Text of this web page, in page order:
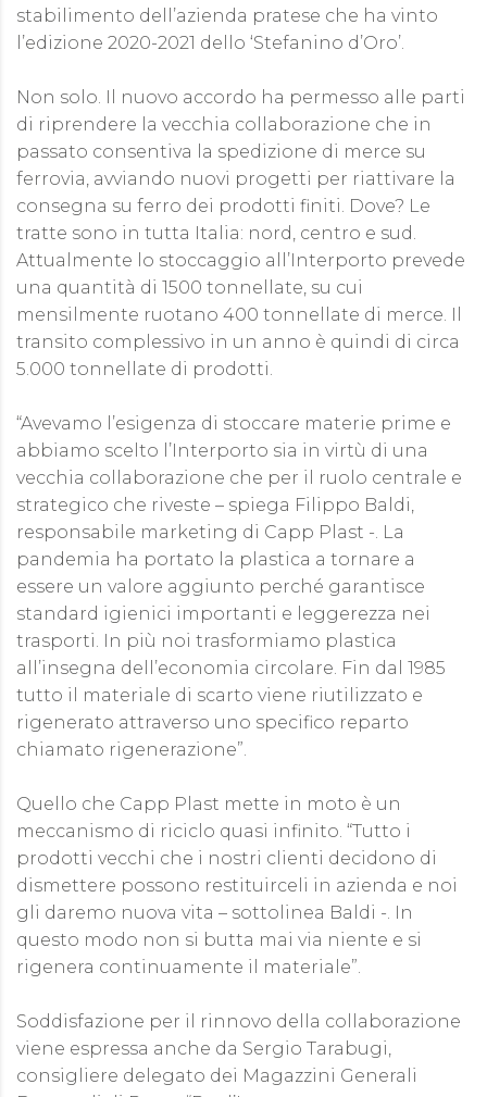
stabilimento dell’azienda pratese che ha vinto
l’edizione 2020-2021 dello ‘Stefanino d’Oro’.
Non solo. Il nuovo accordo ha permesso alle parti
di riprendere la vecchia collaborazione che in
passato consentiva la spedizione di merce su
ferrovia, avviando nuovi progetti per riattivare la
consegna su ferro dei prodotti finiti. Dove? Le
tratte sono in tutta Italia: nord, centro e sud.
Attualmente lo stoccaggio all’Interporto prevede
una quantità di 1500 tonnellate, su cui
mensilmente ruotano 400 tonnellate di merce. Il
transito complessivo in un anno è quindi di circa
5.000 tonnellate di prodotti.
“Avevamo l’esigenza di stoccare materie prime e
abbiamo scelto l’Interporto sia in virtù di una
vecchia collaborazione che per il ruolo centrale e
strategico che riveste – spiega Filippo Baldi,
responsabile marketing di Capp Plast -. La
pandemia ha portato la plastica a tornare a
essere un valore aggiunto perché garantisce
standard igienici importanti e leggerezza nei
trasporti. In più noi trasformiamo plastica
all’insegna dell’economia circolare. Fin dal 1985
tutto il materiale di scarto viene riutilizzato e
rigenerato attraverso uno specifico reparto
chiamato rigenerazione”.
Quello che Capp Plast mette in moto è un
meccanismo di riciclo quasi infinito. “Tutto i
prodotti vecchi che i nostri clienti decidono di
dismettere possono restituirceli in azienda e noi
gli daremo nuova vita – sottolinea Baldi -. In
questo modo non si butta mai via niente e si
rigenera continuamente il materiale”.
Soddisfazione per il rinnovo della collaborazione
viene espressa anche da Sergio Tarabugi,
consigliere delegato dei Magazzini Generali